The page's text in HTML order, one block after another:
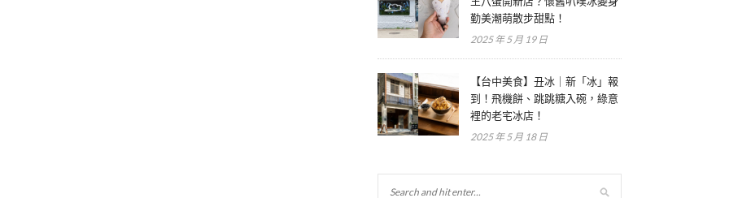
勤美潮萌散步甜點！
2025 年 5 月 19 日
【台中美食】丑冰｜新「冰」報
到！飛機餅、跳跳糖入碗，綠意
裡的老宅冰店！
2025 年 5 月 18 日